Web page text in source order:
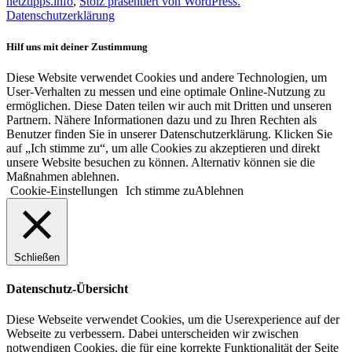
Datenschutzerklärung
Hilf uns mit deiner Zustimmung
Diese Website verwendet Cookies und andere Technologien, um
User-Verhalten zu messen und eine optimale Online-Nutzung zu
ermöglichen. Diese Daten teilen wir auch mit Dritten und unseren
Partnern. Nähere Informationen dazu und zu Ihren Rechten als
Benutzer finden Sie in unserer Datenschutzerklärung. Klicken Sie
auf „Ich stimme zu“, um alle Cookies zu akzeptieren und direkt
unsere Website besuchen zu können. Alternativ können sie die
Maßnahmen ablehnen.
Cookie-Einstellungen
Ich stimme zuAblehnen
Schließen
Datenschutz-Übersicht
Diese Webseite verwendet Cookies, um die Userexperience auf der
Webseite zu verbessern. Dabei unterscheiden wir zwischen
notwendigen Cookies, die für eine korrekte Funktionalität der Seite